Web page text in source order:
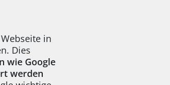
in
Dies
wie Google
werden